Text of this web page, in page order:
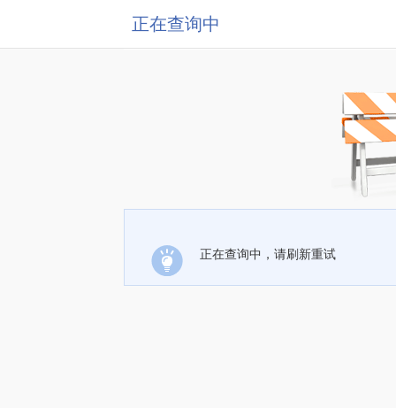
正在查询中
正在查询中，请刷新重试